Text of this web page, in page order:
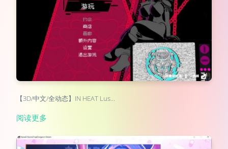
【3D/中文/全动态】IN HEAT Lus…
阅读更多